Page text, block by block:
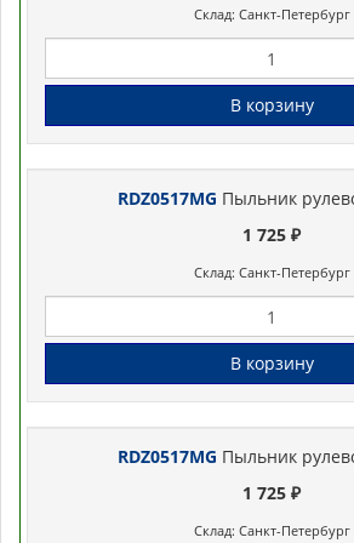
Склад: Санкт-Петербург
В корзину
RDZ0517MG Пыльник
1 725 ₽
Склад: Санкт-Петербург
В корзину
RDZ0517MG Пыльник
1 725 ₽
Склад: Санкт-Петербург